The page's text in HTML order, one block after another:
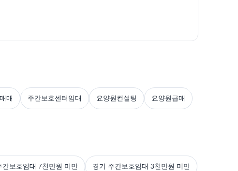
매 주간보호센터임대 요양원컨설팅 요양원급매
간보호임대 7천만원 미만 경기 주간보호임대 3천만원 미만